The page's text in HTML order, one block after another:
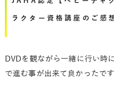
ラクター資格講座のご感
DVDを観ながら一緒に行い時
で進む事が出来て良かったです